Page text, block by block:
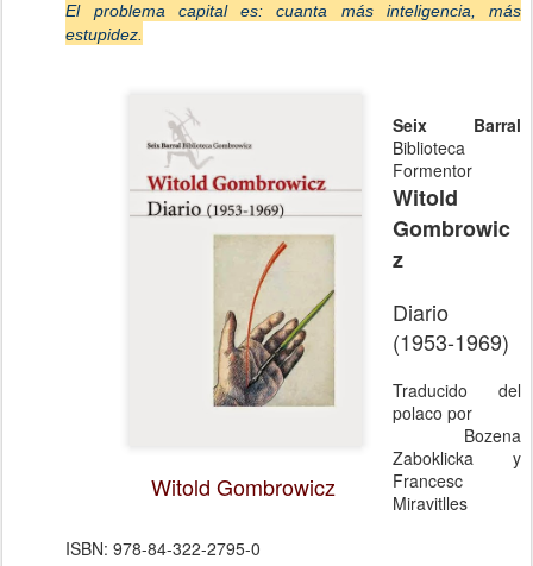
El problema capital es: cuanta más inteligencia, más
estupidez.
Witold Gombrowicz
Seix Barral
Biblioteca
Formentor
Witold
Gombrowic
z
Diario
(1953-1969)
Traducido del
polaco por
Bozena
Zaboklicka y
Francesc
Miravitlles
ISBN: 978-84-322-2795-0